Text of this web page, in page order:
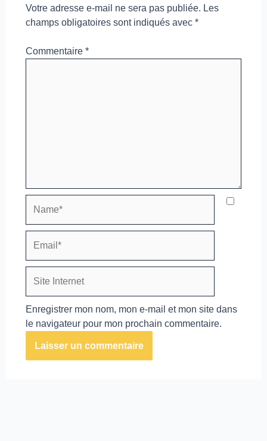
Votre adresse e-mail ne sera pas publiée. Les
champs obligatoires sont indiqués avec *
Commentaire *
Internet
Enregistrer mon nom, mon e-mail et mon site dans
le navigateur pour mon prochain commentaire.